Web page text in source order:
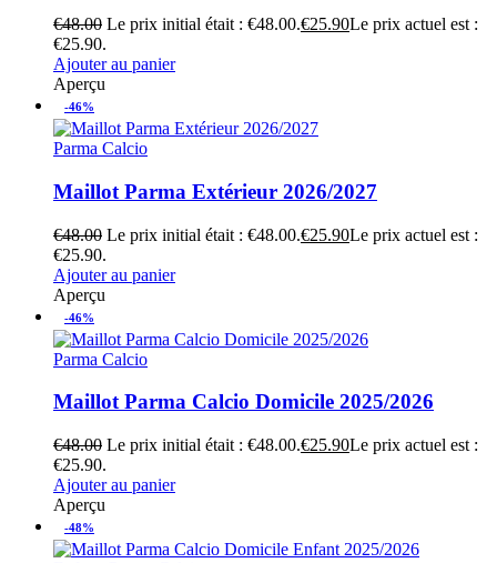
€48.00 Le prix initial était : €48.00.€25.90Le prix actuel est :
€25.90.
Ajouter au panier
Aperçu
-46%
Parma Calcio
Maillot Parma Extérieur 2026/2027
€48.00 Le prix initial était : €48.00.€25.90Le prix actuel est :
€25.90.
Ajouter au panier
Aperçu
-46%
Parma Calcio
Maillot Parma Calcio Domicile 2025/2026
€48.00 Le prix initial était : €48.00.€25.90Le prix actuel est :
€25.90.
Ajouter au panier
Aperçu
-48%